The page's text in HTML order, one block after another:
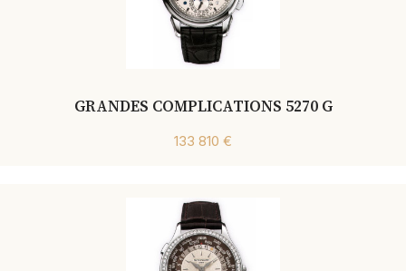
GRANDES COMPLICATIONS 5270 G
133 810 €